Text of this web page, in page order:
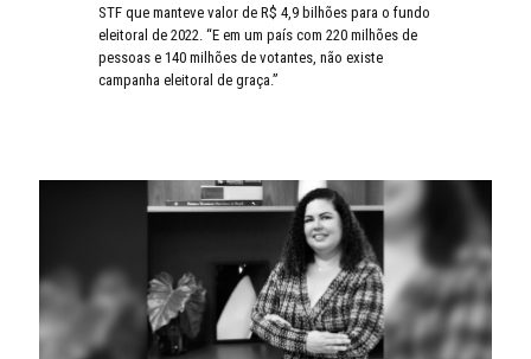
STF que manteve valor de R$ 4,9 bilhões para o fundo
eleitoral de 2022. “E em um país com 220 milhões de
pessoas e 140 milhões de votantes, não existe
campanha eleitoral de graça.”